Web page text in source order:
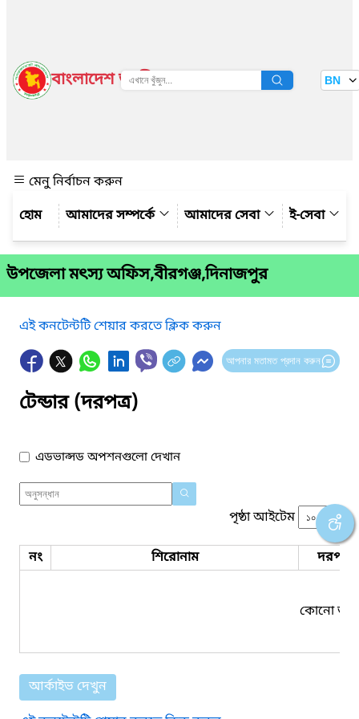
বাংলাদেশ জাতীয় তথ্য বাতায়ন BN
মেনু নির্বাচন করুন
আমাদের সম্পর্কে
আমাদের সেবা ই-সেবা
উপজেলা মৎস্য অফিস,বীরগঞ্জ,দিনাজপুর
এই কনটেন্টটি শেয়ার করতে ক্লিক করুন
আপনার মতামত প্রদান করুন
টেন্ডার (দরপত্র)
এডভান্সড অপশনগুলো দেখান
পৃষ্ঠা আইটেম
নং শিরোনাম দরপত্র
কোনো তথ্য
আর্কাইভ দেখুন